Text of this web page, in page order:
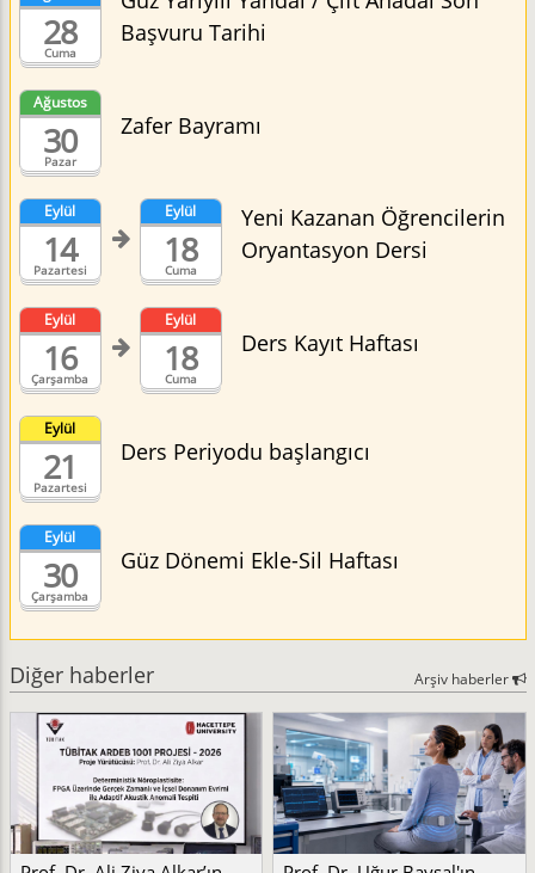
Cuma
28
Başvuru Tarihi
Pazar
Ağustos
30 Zafer Bayramı
Pazartesi
Eylül
14 Cuma
Eylül
18
Yeni Kazanan Öğrencilerin
Oryantasyon Dersi
Çarşamba
Eylül
16 Cuma
Eylül
18 Ders Kayıt Haftası
Pazartesi
Eylül
21 Ders Periyodu başlangıcı
Çarşamba
Eylül
30 Güz Dönemi Ekle-Sil Haftası
Diğer haberler Arşiv haberler